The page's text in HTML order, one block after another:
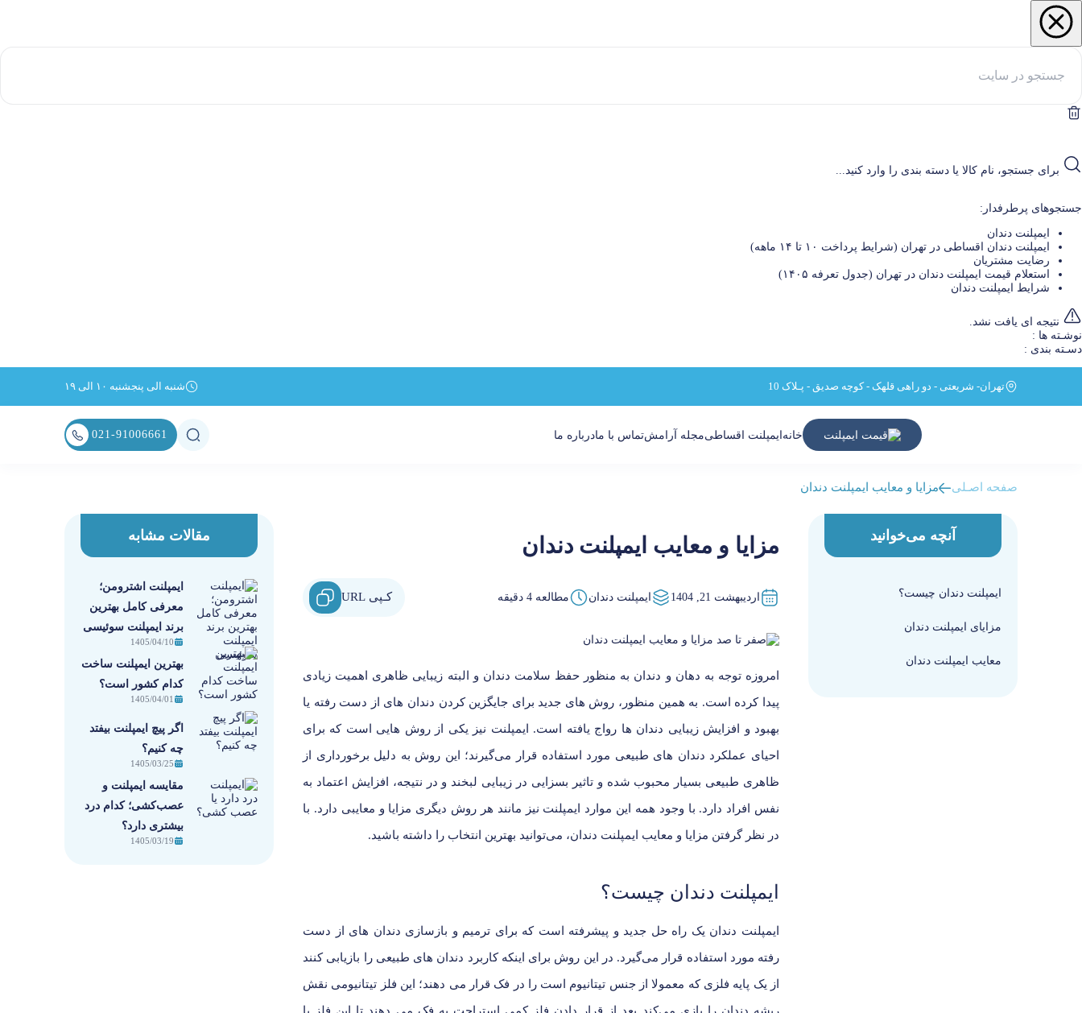
برای جستجو، نام کالا یا دسته بندی را وارد کنید...
جستجوهای پرطرفدار:
ایمپلنت دندان
ایمپلنت دندان اقساطی در تهران (شرایط پرداخت ۱۰ تا ۱۴ ماهه)
رضایت مشتریان
استعلام قیمت ایمپلنت دندان در تهران (جدول تعرفه‌ ۱۴۰۵)
شرایط ایمپلنت دندان
نتیجه ای یافت نشد.
نوشـته ها :
دسـته بندی :
تهران- شریعتی - دو راهی قلهک - کوچه صدیق - پـلاک 10 شنبه الی پنجشنبه ۱۰ الی ۱۹
قیمت ایمپلنت خانهایمپلنت اقساطیمجله آرامشتماس با مادرباره ما 021-91006661
صفحه اصـلی مزایا و معایب ایمپلنت دندان
آنچه می‌خوانید
ایمپلنت دندان چیست؟
مزایای ایمپلنت دندان
معایب ایمپلنت دندان
مزایا و معایب ایمپلنت دندان
اردیبهشت 21, 1404 ایمپلنت دندان مطالعه 4 دقیقه کـپی URL
امروزه توجه به دهان و دندان به منظور حفظ سلامت دندان و البته زیبایی ظاهری اهمیت زیادی
پیدا کرده است. به همین منظور، روش های جدید برای جایگزین کردن دندان های از دست رفته یا
بهبود و افزایش زیبایی دندان ها رواج یافته است. ایمپلنت نیز یکی از روش هایی است که برای
احیای عملکرد دندان های طبیعی مورد استفاده قرار می‌گیرند؛ این روش به دلیل برخورداری از
ظاهری طبیعی بسیار محبوب شده و تاثیر بسزایی در زیبایی لبخند و در نتیجه، افزایش اعتماد به
نفس افراد دارد. با وجود همه این موارد ایمپلنت نیز مانند هر روش دیگری مزایا و معایبی دارد. با
در نظر گرفتن مزایا و معایب ایمپلنت دندان، می‌توانید بهترین انتخاب را داشته باشید.
ایمپلنت دندان چیست؟
ایمپلنت دندان یک راه حل جدید و پیشرفته است که برای ترمیم و بازسازی دندان های از دست
رفته مورد استفاده قرار می‌گیرد. در این روش برای اینکه کاربرد دندان های طبیعی را بازیابی کنند
از یک پایه فلزی که معمولا از جنس تیتانیوم است را در فک قرار می دهند؛ این فلز تیتانیومی نقش
مقالات مشابه
ایمپلنت اشترومن؛
معرفی کامل بهترین
برند ایمپلنت سوئیسی
1405/04/10
بهترین ایمپلنت ساخت
کدام کشور است؟
1405/04/01
اگر پیچ ایمپلنت بیفتد
چه کنیم؟
1405/03/25
مقایسه ایمپلنت و
عصب‌کشی؛ کدام درد
بیشتری دارد؟
1405/03/19